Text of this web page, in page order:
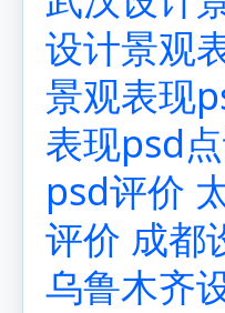
设计景观
景观表现
表现psd
psd评价
评价 成都
乌鲁木齐